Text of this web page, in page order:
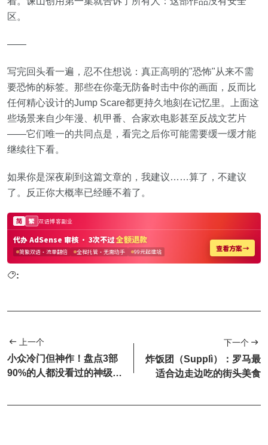
区。
——
写完回头看一遍，忍不住想说：真正高明的"恐怖"从来不需
要恐怖的标签。那些在你毫无防备时击中你的画面，反而比
任何精心设计的Jump Scare都更持久地刻在记忆里。上面这
些场景来自少年漫、机甲番、合家欢电影甚至反战文艺片
——它们唯一的共同点是，看完之后你可能需要缓一缓才能
继续往下看。
如果你是深夜刷到这篇文章的，我建议……算了，不建议
了。反正你大概率已经睡不着了。
:
上一个
小众冷门但神作！盘点3部
90%的人都没看过的神级剧
下一个
炸饭团（Supplì）：罗马最
适合边走边吃的街头美食